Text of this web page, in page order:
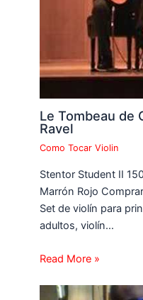
Le Tombeau de
Ravel
Como Tocar Violin
Stentor Student II
Marrón Rojo
Set de violín para
adultos, violín…
Read More »